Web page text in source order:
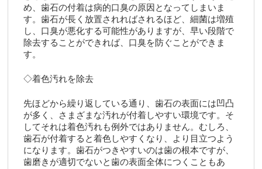
め、歯石の付着は病的口臭の原因となってしまいま
す。歯石が長く放置されればされるほど、細菌は増殖
し、口臭が悪化する可能性がありますが、早い段階で
除去することができれば、口臭を防ぐことができま
す。
◇着色汚れを除去
先ほどから繰り返している通り、歯石の表面には凹凸
が多く、さまざまな汚れが付着しやすい環境です。そ
してそれは着色汚れも例外ではありません。むしろ、
歯石が付着すると着色しやすくなり、より目立つよう
になります。歯石がつきやすいのは歯の根本ですが、
歯磨きが適切でないと歯の表面全体につくこともあ